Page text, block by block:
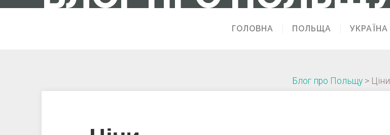
ГОЛОВНА ПОЛЬЩА УКРАЇНА
Блог про Польщу> Ціни